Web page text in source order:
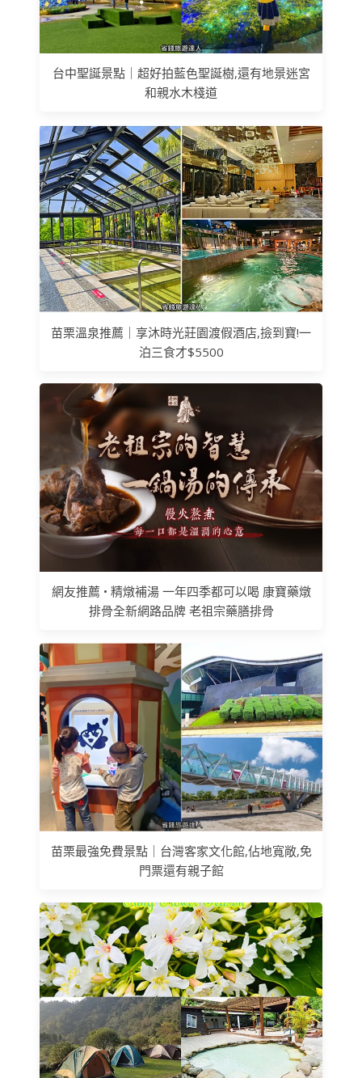
台中聖誕景點｜超好拍藍色聖誕樹,還有地景迷宮
和親水木棧道
苗栗溫泉推薦｜享沐時光莊園渡假酒店,撿到寶!一
泊三食才$5500
網友推薦 • 精燉補湯 一年四季都可以喝 康寶藥燉
排骨全新網路品牌 老祖宗藥膳排骨
苗栗最強免費景點｜台灣客家文化館,佔地寬敞,免
門票還有親子館